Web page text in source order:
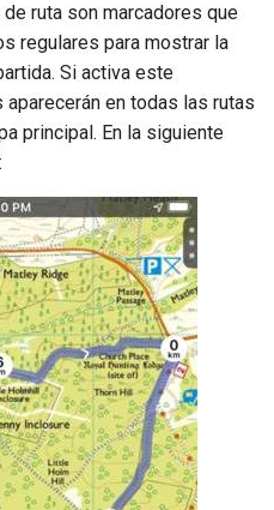
ruta son marcadores que
regulares para mostrar la
Si activa este
en todas las rutas
principal. En la siguiente